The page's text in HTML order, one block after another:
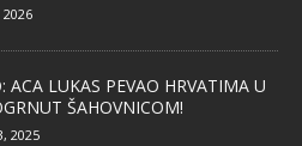
ACA LUKAS PEVAO HRVATIMA U
ŠAHOVNICOM!
2025